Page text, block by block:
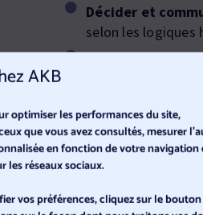
AKB
optimiser les performances du site,
que vous avez consultés, mesurer
en fonction de votre navigation
réseaux sociaux.
vos préférences, cliquez sur le bouton
Décider et
selon les logiques
Déléguer de
Motiver
allemands
Comprendre et
selon les codes
Piloter le